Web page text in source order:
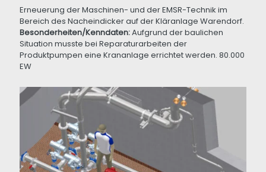
Erneuerung der Maschinen- und der EMSR-Technik im
Bereich des Nacheindicker auf der Kläranlage Warendorf.
Besonderheiten/Kenndaten:Aufgrund der baulichen
Situation musste bei Reparaturarbeiten der
Produktpumpen eine Krananlage errichtet werden. 80.000
EW